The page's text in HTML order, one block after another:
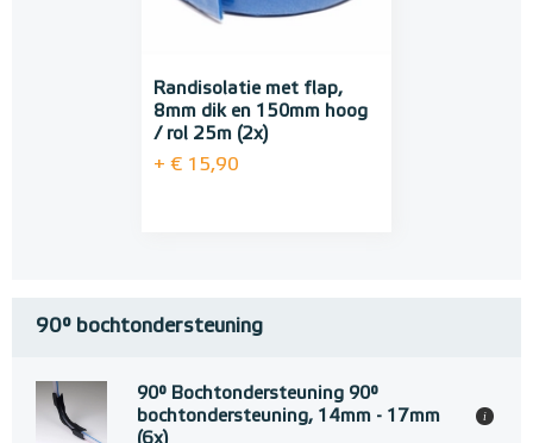
Randisolatie met flap,
8mm dik en 150mm hoog
/ rol 25m (2x)
+ € 15,90
90° bochtondersteuning
90° Bochtondersteuning 90°
bochtondersteuning, 14mm - 17mm
(6x)
i